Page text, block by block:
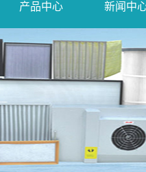
产品中心 新闻中